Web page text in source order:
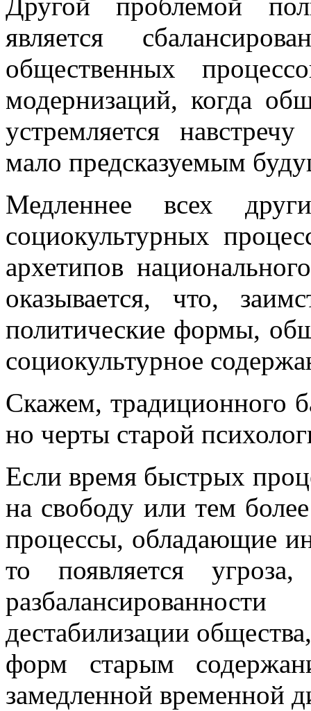
Другой проблемой
является
общественных
модернизаций, когда
устремляется
мало предсказуемым
Медленнее всех
социокультурных
архетипов
оказывается, что,
политические формы,
социокультурное
Скажем, традиционного
но черты старой
Если время быстрых
на свободу или тем
процессы, обладающие
то появляется
дестабилизации
форм старым
замедленной временной